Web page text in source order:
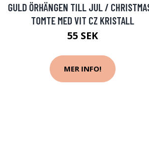
GULD ÖRHÄNGEN TILL JUL /
TOMTE MED VIT CZ KRISTALL
55 SEK
MER INFO!